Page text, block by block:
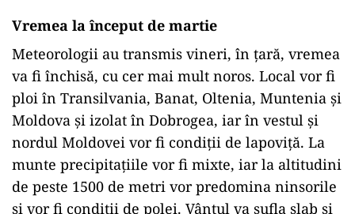
Vremea la început de martie
Meteorologii au transmis vineri, în ţară, vremea
va fi închisă, cu cer mai mult noros. Local vor fi
ploi în Transilvania, Banat, Oltenia, Muntenia şi
Moldova şi izolat în Dobrogea, iar în vestul şi
nordul Moldovei vor fi condiţii de lapoviţă. La
munte precipitaţiile vor fi mixte, iar la altitudini
de peste 1500 de metri vor predomina ninsorile
şi vor fi condiţii de polei. Vântul va sufla slab şi